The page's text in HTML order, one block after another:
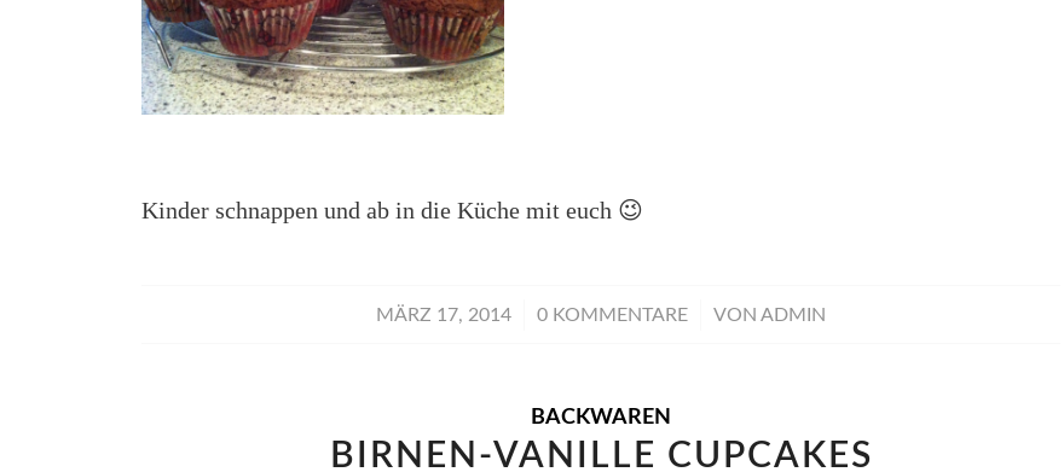
Kinder schnappen und ab in die Küche mit euch 😉
MÄRZ 17, 2014
/ 0 KOMMENTARE
/ VONADMIN
BACKWAREN
BIRNEN-VANILLE CUPCAKES